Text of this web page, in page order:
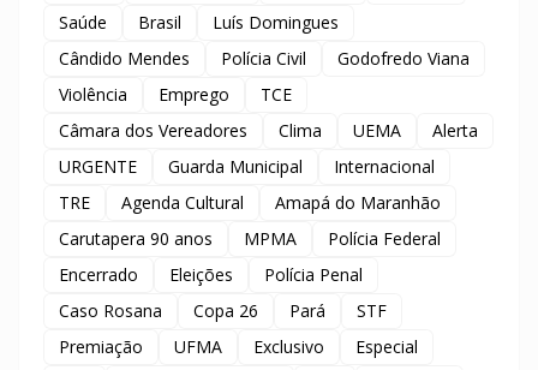
Saúde
Brasil
Luís Domingues
Cândido Mendes
Polícia Civil
Godofredo Viana
Violência
Emprego
TCE
Câmara dos Vereadores
Clima UEMA
Alerta
URGENTE
Guarda Municipal
Internacional
TRE
Agenda Cultural
Amapá do Maranhão
Carutapera 90 anos
MPMA
Polícia Federal
Encerrado
Eleições
Polícia Penal
Caso Rosana
Copa 26 Pará
STF
Premiação
UFMA Exclusivo
Especial